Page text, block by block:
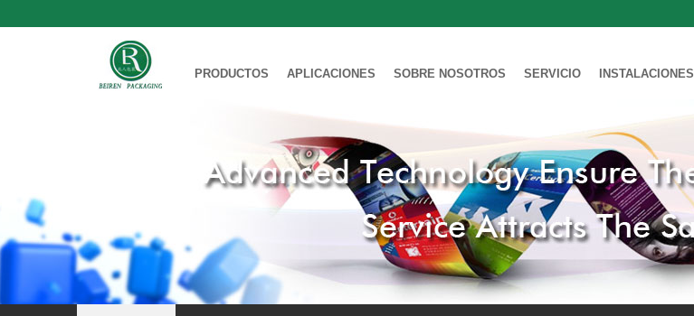
PRODUCTOS APLICACIONES SOBRE NOSOTROS SERVICIO INSTALACIONES